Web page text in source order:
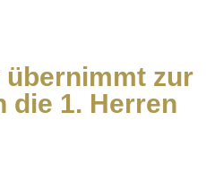
zur
die 1. Herren